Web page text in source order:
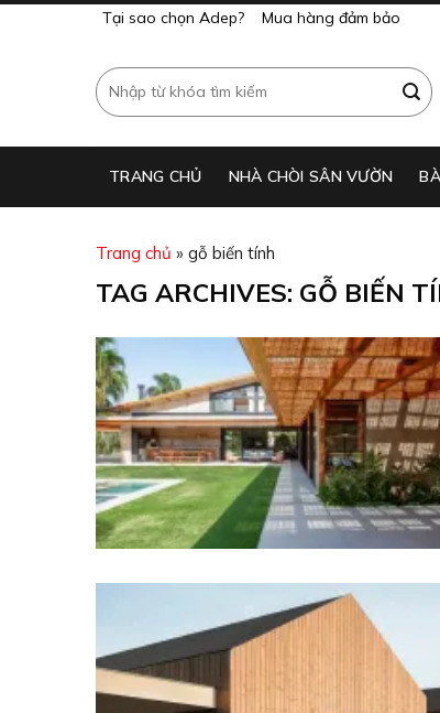
Tại sao chọn Adep? Mua hàng đảm bảo
Search
for:
TRANG CHỦ NHÀ CHÒI SÂN VƯỜN
Trang chủ » gỗ biến tính
TAG ARCHIVES: GỖ BIẾN